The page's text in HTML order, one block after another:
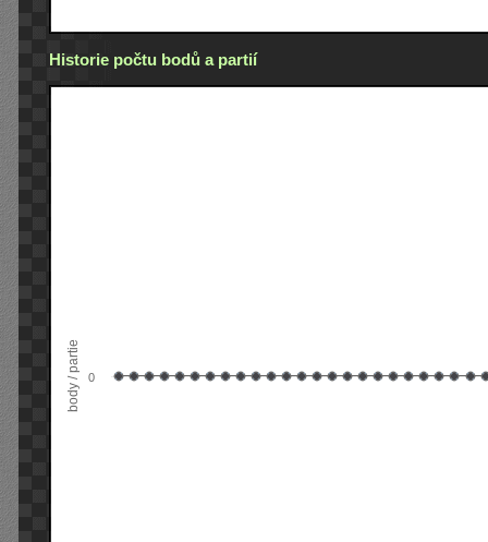
Historie počtu bodů a partií
body / partie 0